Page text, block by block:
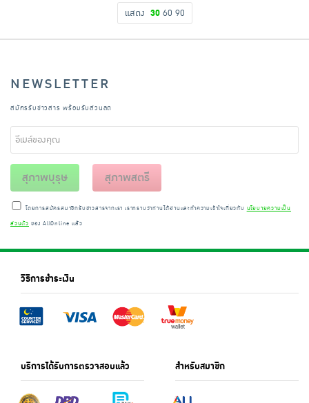
แสดง 30 60 90
NEWSLETTER
สมัครรับข่าวสาร พร้อมรับส่วนลด
สุภาพบุรุษ สุภาพสตรี
โดยการสมัครสมาชิกรับข่าวสารจากเรา เราทราบว่าท่านได้อ่านและทำความเข้าใจเกี่ยวกับ นโยบายความเป็น
ส่วนตัว ของ AllOnline แล้ว
วิธีการชำระเงิน
บริการได้รับการตรวจสอบแล้ว สำหรับสมาชิก